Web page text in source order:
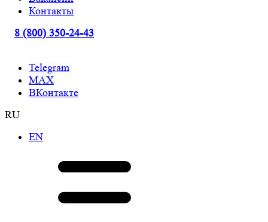
Контакты
8 (800) 350-24-43
Telegram
МАХ
ВКонтакте
RU
EN